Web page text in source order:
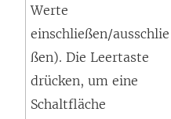
Werte
einschließen/ausschlie
ßen). Die Leertaste
drücken, um eine
Schaltfläche